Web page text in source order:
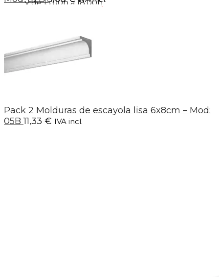
y de 15:00h a 18:00h
Pack 2 Molduras de escayola lisa 6x8cm – Mod:
05B11,33 € IVA incl.